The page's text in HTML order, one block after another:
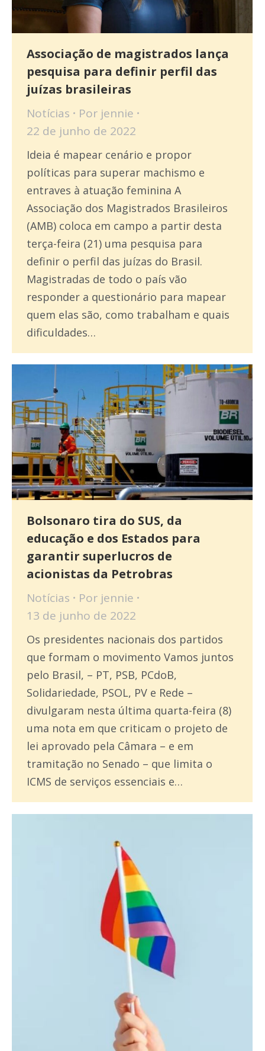
Associação de magistrados lança
pesquisa para definir perfil das
juízas brasileiras
Notícias Por jennie
22 de junho de 2022
Ideia é mapear cenário e propor
políticas para superar machismo e
entraves à atuação feminina A
Associação dos Magistrados Brasileiros
(AMB) coloca em campo a partir desta
terça-feira (21) uma pesquisa para
definir o perfil das juízas do Brasil.
Magistradas de todo o país vão
responder a questionário para mapear
quem elas são, como trabalham e quais
dificuldades…
Bolsonaro tira do SUS, da
educação e dos Estados para
garantir superlucros de
acionistas da Petrobras
Notícias Por jennie
13 de junho de 2022
Os presidentes nacionais dos partidos
que formam o movimento Vamos juntos
pelo Brasil, – PT, PSB, PCdoB,
Solidariedade, PSOL, PV e Rede –
divulgaram nesta última quarta-feira (8)
uma nota em que criticam o projeto de
lei aprovado pela Câmara – e em
tramitação no Senado – que limita o
ICMS de serviços essenciais e…